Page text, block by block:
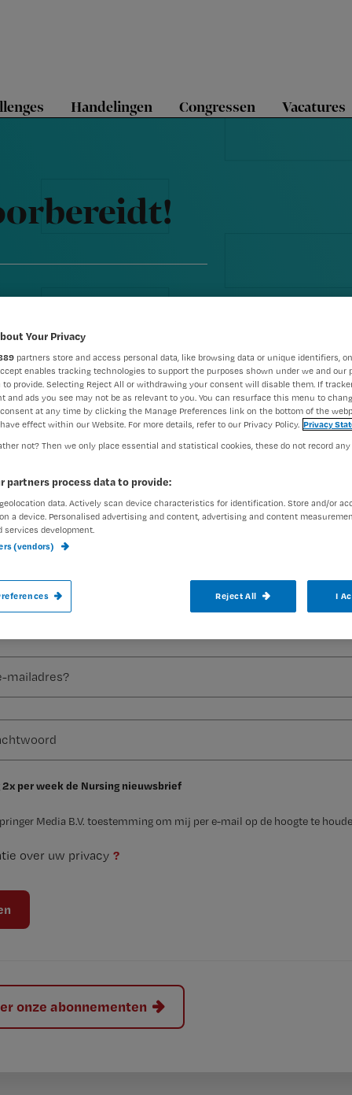
Handelingen Congressen Vacatures
Registreren
Wil je dit artikel lezen?
Al een account of abonnement? Log dan in
2x per week de Nursing nieuwsbrief
Media B.V. toestemming om mij per e-mail op de hoogte te
over uw privacy ?
onze abonnementen
Voor veel studentverpleegkundigen
mij. Ik neem aan dat veel
Your Privacy
partners store and access personal data, like browsing data or unique identifiers,
enables tracking technologies to support the purposes shown under we and our
to provide. Selecting Reject All or withdrawing your consent will disable them. If
and ads you see may not be as relevant to you. You can resurface this menu to
at any time by clicking the Manage Preferences link on the bottom of the
effect within our Website. For more details, refer to our Privacy Policy. Privacy
not? Then we only place essential and statistical cookies, these do not record
partners process data to provide:
data. Actively scan device characteristics for identification. Store and/or
a device. Personalised advertising and content, advertising and content
services development.
(vendors)
Reject All I